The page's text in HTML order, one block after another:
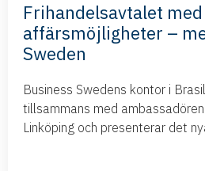
Frihandelsavtalet
affärsmöjligheter –
Sweden
Business Swedens kontor i
tillsammans med
Linköping och presenterar det